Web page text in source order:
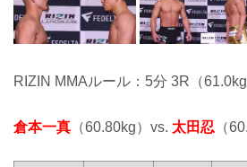
RIZIN MMAルール：5分 3R（61.0kg
倉本一真 （60.80kg）vs. 太田忍 （